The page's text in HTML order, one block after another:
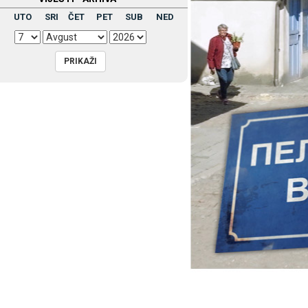
UTO SRI ČET PET SUB NED